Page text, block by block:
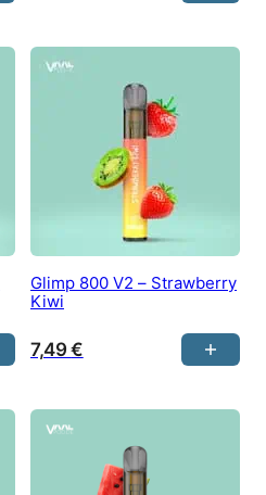
Glimp 800 V2 – Strawberry
Kiwi
7,49€